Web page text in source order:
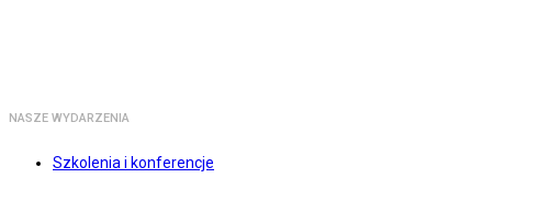
NASZE WYDARZENIA
Szkolenia i konferencje